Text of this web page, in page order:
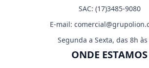
SAC: (17)3485-9080
E-mail:
Segunda a Sexta, das 8h
ONDE ESTAMOS